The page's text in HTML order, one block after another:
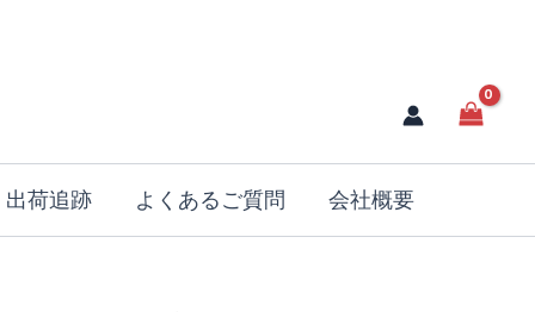
出荷追跡 よくあるご質問 会社概要